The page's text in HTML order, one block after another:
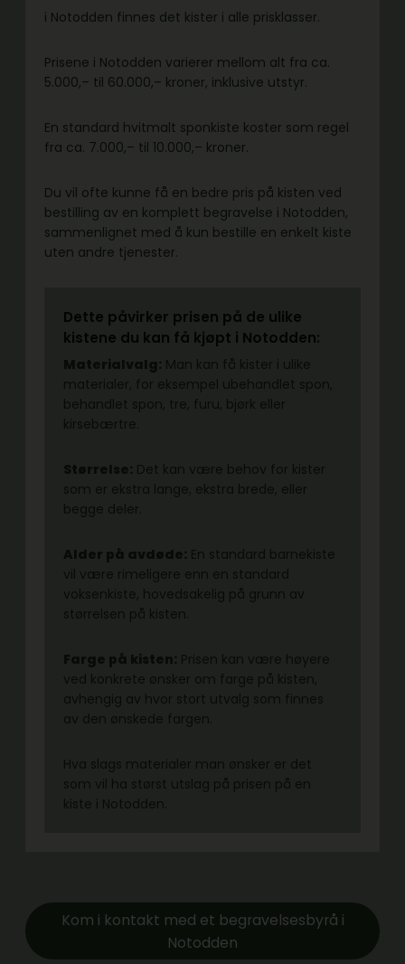
i Notodden finnes det kister i alle prisklasser.
Prisene i Notodden varierer mellom alt fra ca.
5.000,– til 60.000,– kroner, inklusive utstyr.
En standard hvitmalt sponkiste koster som regel
fra ca. 7.000,– til 10.000,– kroner.
Du vil ofte kunne få en bedre pris på kisten ved
bestilling av en komplett begravelse i Notodden,
sammenlignet med å kun bestille en enkelt kiste
uten andre tjenester.
Dette påvirker prisen på de ulike
kistene du kan få kjøpt i Notodden:
Kom i kontakt med et begravelsesbyrå i
Notodden